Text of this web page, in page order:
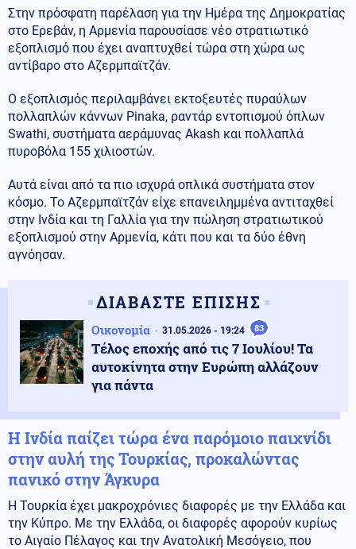
Στην πρόσφατη παρέλαση για την Ημέρα της Δημοκρατίας
στο Ερεβάν, η Αρμενία παρουσίασε νέο στρατιωτικό
εξοπλισμό που έχει αναπτυχθεί τώρα στη χώρα ως
αντίβαρο στο Αζερμπαϊτζάν.
Ο εξοπλισμός περιλαμβάνει εκτοξευτές πυραύλων
πολλαπλών κάννων Pinaka, ραντάρ εντοπισμού όπλων
Swathi, συστήματα αεράμυνας Akash και πολλαπλά
πυροβόλα 155 χιλιοστών.
Αυτά είναι από τα πιο ισχυρά οπλικά συστήματα στον
κόσμο. Το Αζερμπαϊτζάν είχε επανειλημμένα αντιταχθεί
στην Ινδία και τη Γαλλία για την πώληση στρατιωτικού
εξοπλισμού στην Αρμενία, κάτι που και τα δύο έθνη
αγνόησαν.
ΔΙΑΒΑΣΤΕ ΕΠΙΣΗΣ
Οικονομία 31.05.2026 - 19:24 83
Τέλος εποχής από τις 7 Ιουλίου! Τα
αυτοκίνητα στην Ευρώπη αλλάζουν
για πάντα
Η Ινδία παίζει τώρα ένα παρόμοιο παιχνίδι
στην αυλή της Τουρκίας, προκαλώντας
πανικό στην Άγκυρα
Η Τουρκία έχει μακροχρόνιες διαφορές με την Ελλάδα και
την Κύπρο. Με την Ελλάδα, οι διαφορές αφορούν κυρίως
το Αιγαίο Πέλαγος και την Ανατολική Μεσόγειο, που